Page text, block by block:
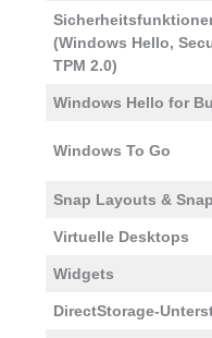
(Windows Hello,
TPM 2.0)
Windows Hello for
Windows To Go
Snap Layouts &
Virtuelle Desktops
Widgets
DirectStorage-